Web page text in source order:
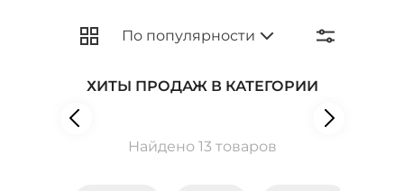
ХИТЫ ПРОДАЖ В КАТЕГОРИИ
Найдено 13 товаров